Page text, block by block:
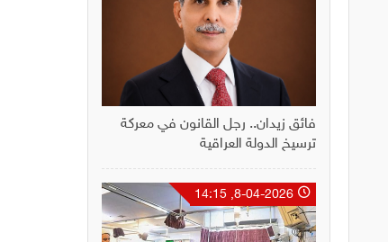
فائق زيدان.. رجل القانون في معركة
ترسيخ الدولة العراقية